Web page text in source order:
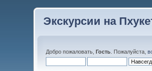
Экскурсии на
Добро пожаловать,Гость . Пожалуйста,